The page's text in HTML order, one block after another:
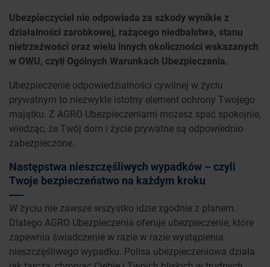
Ubezpieczyciel nie odpowiada za szkody wynikłe z
działalności zarobkowej, rażącego niedbalstwa, stanu
nietrzeźwości oraz wielu innych okoliczności wskazanych
w OWU, czyli Ogólnych Warunkach Ubezpieczenia.
Ubezpieczenie odpowiedzialności cywilnej w życiu
prywatnym to niezwykle istotny element ochrony Twojego
majątku. Z AGRO Ubezpieczeniami możesz spać spokojnie,
wiedząc, że Twój dom i życie prywatne są odpowiednio
zabezpieczone.
Następstwa nieszczęśliwych wypadków – czyli
Twoje bezpieczeństwo na każdym kroku
W życiu nie zawsze wszystko idzie zgodnie z planem.
Dlatego AGRO Ubezpieczenia oferuje ubezpieczenie, które
zapewnia świadczenie w razie w razie wystąpienia
nieszczęśliwego wypadku. Polisa ubezpieczeniowa działa